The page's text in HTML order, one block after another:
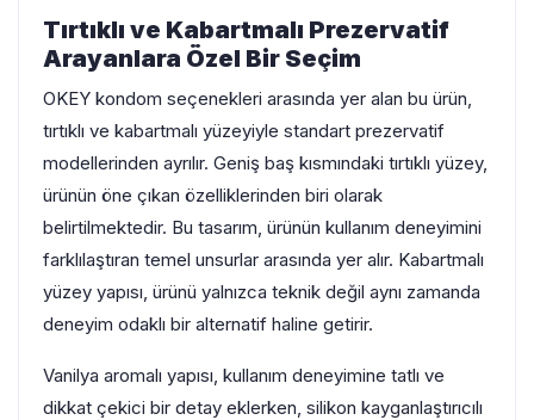
Tırtıklı ve Kabartmalı Prezervatif
Arayanlara Özel Bir Seçim
OKEY kondom seçenekleri arasında yer alan bu ürün,
tırtıklı ve kabartmalı yüzeyiyle standart prezervatif
modellerinden ayrılır. Geniş baş kısmındaki tırtıklı yüzey,
ürünün öne çıkan özelliklerinden biri olarak
belirtilmektedir. Bu tasarım, ürünün kullanım deneyimini
farklılaştıran temel unsurlar arasında yer alır. Kabartmalı
yüzey yapısı, ürünü yalnızca teknik değil aynı zamanda
deneyim odaklı bir alternatif haline getirir.
Vanilya aromalı yapısı, kullanım deneyimine tatlı ve
dikkat çekici bir detay eklerken, silikon kayganlaştırıcılı